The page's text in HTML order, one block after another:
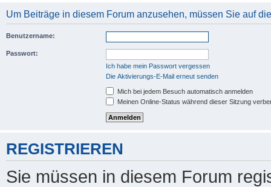
Um Beiträge in diesem Forum anzusehen, müssen Sie auf
Benutzername:
Passwort:
Ich habe mein Passwort vergessen
Die Aktivierungs-E-Mail erneut senden
Mich bei jedem Besuch automatisch anmelden
Meinen Online-Status während dieser Sitzung
REGISTRIEREN
Sie müssen in diesem Forum